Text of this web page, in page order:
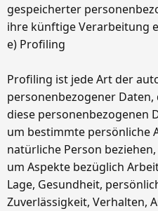
gespeicherter
ihre künftige Verarbeitung
e) Profiling
Profiling ist jede Art der
personenbezogener
diese personenbezogenen
um bestimmte persönliche
natürliche Person
um Aspekte bezüglich
Lage, Gesundheit,
Zuverlässigkeit, Verhalten,